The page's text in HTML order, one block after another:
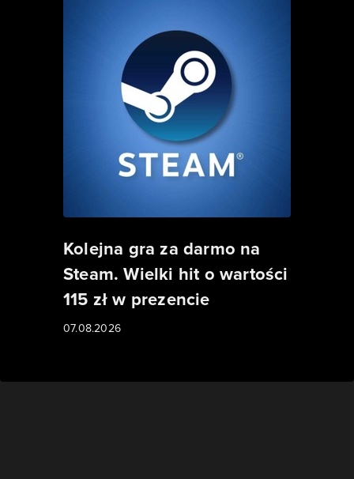
Kolejna gra za darmo na
Steam. Wielki hit o wartości
115 zł w prezencie
07.08.2026